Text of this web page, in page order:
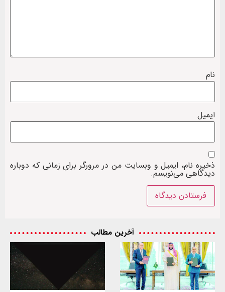
نام
ایمیل
ذخیره نام، ایمیل و وبسایت من در مرورگر برای زمانی که دوباره
دیدگاهی می‌نویسم.
آخرین مطالب